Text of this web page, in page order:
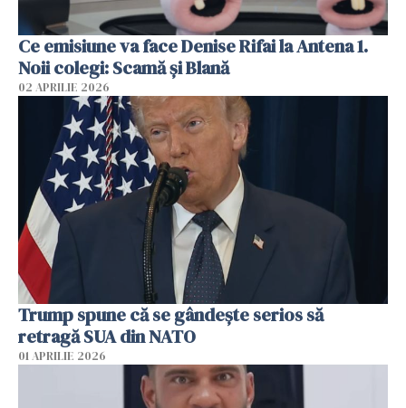
Ce emisiune va face Denise Rifai la Antena 1.
Noii colegi: Scamă și Blană
02 APRILIE 2026
Trump spune că se gândeşte serios să
retragă SUA din NATO
01 APRILIE 2026